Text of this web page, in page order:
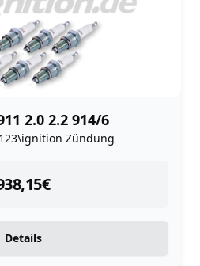
2.0 2.2 914/6
Zündung
€
Details